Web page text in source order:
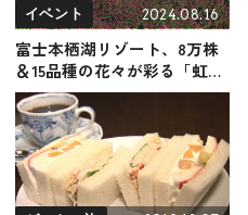
イベント 2024.08.16
富士本栖湖リゾート、8万株
＆15品種の花々が彩る「虹の
花まつり」8月31日より開催